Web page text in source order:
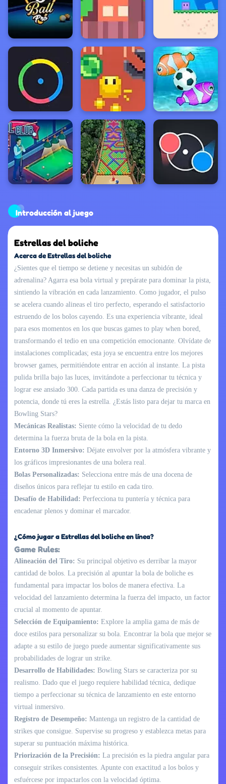
Introducción al juego
Estrellas del boliche
Acerca de Estrellas del boliche
¿Sientes que el tiempo se detiene y necesitas un subidón de
adrenalina? Agarra esa bola virtual y prepárate para dominar la pista,
sintiendo la vibración en cada lanzamiento. Como jugador, el pulso
se acelera cuando alineas el tiro perfecto, esperando el satisfactorio
estruendo de los bolos cayendo. Es una experiencia vibrante, ideal
para esos momentos en los que buscas games to play when bored,
transformando el tedio en una competición emocionante. Olvídate de
instalaciones complicadas; esta joya se encuentra entre los mejores
browser games, permitiéndote entrar en acción al instante. La pista
pulida brilla bajo las luces, invitándote a perfeccionar tu técnica y
lograr ese ansiado 300. Cada partida es una danza de precisión y
potencia, donde tú eres la estrella. ¿Estás listo para dejar tu marca en
Bowling Stars?
Mecánicas Realistas: Siente cómo la velocidad de tu dedo
determina la fuerza bruta de la bola en la pista.
Entorno 3D Inmersivo: Déjate envolver por la atmósfera vibrante y
los gráficos impresionantes de una bolera real.
Bolas Personalizadas: Selecciona entre más de una docena de
diseños únicos para reflejar tu estilo en cada tiro.
Desafío de Habilidad: Perfecciona tu puntería y técnica para
encadenar plenos y dominar el marcador.
¿Cómo jugar a Estrellas del boliche en línea?
Game Rules:
Alineación del Tiro: Su principal objetivo es derribar la mayor
cantidad de bolos. La precisión al apuntar la bola de boliche es
fundamental para impactar los bolos de manera efectiva. La
velocidad del lanzamiento determina la fuerza del impacto, un factor
crucial al momento de apuntar.
Selección de Equipamiento: Explore la amplia gama de más de
doce estilos para personalizar su bola. Encontrar la bola que mejor se
adapte a su estilo de juego puede aumentar significativamente sus
probabilidades de lograr un strike.
Desarrollo de Habilidades: Bowling Stars se caracteriza por su
realismo. Dado que el juego requiere habilidad técnica, dedique
tiempo a perfeccionar su técnica de lanzamiento en este entorno
virtual inmersivo.
Registro de Desempeño: Mantenga un registro de la cantidad de
strikes que consigue. Supervise su progreso y establezca metas para
superar su puntuación máxima histórica.
Priorización de la Precisión: La precisión es la piedra angular para
conseguir strikes consistentes. Apunte con exactitud a los bolos y
esfuércese por impactarlos con la velocidad óptima.